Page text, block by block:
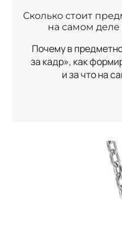
Сколько стоит
на самом
Почему в
за кадр», как
и за что на